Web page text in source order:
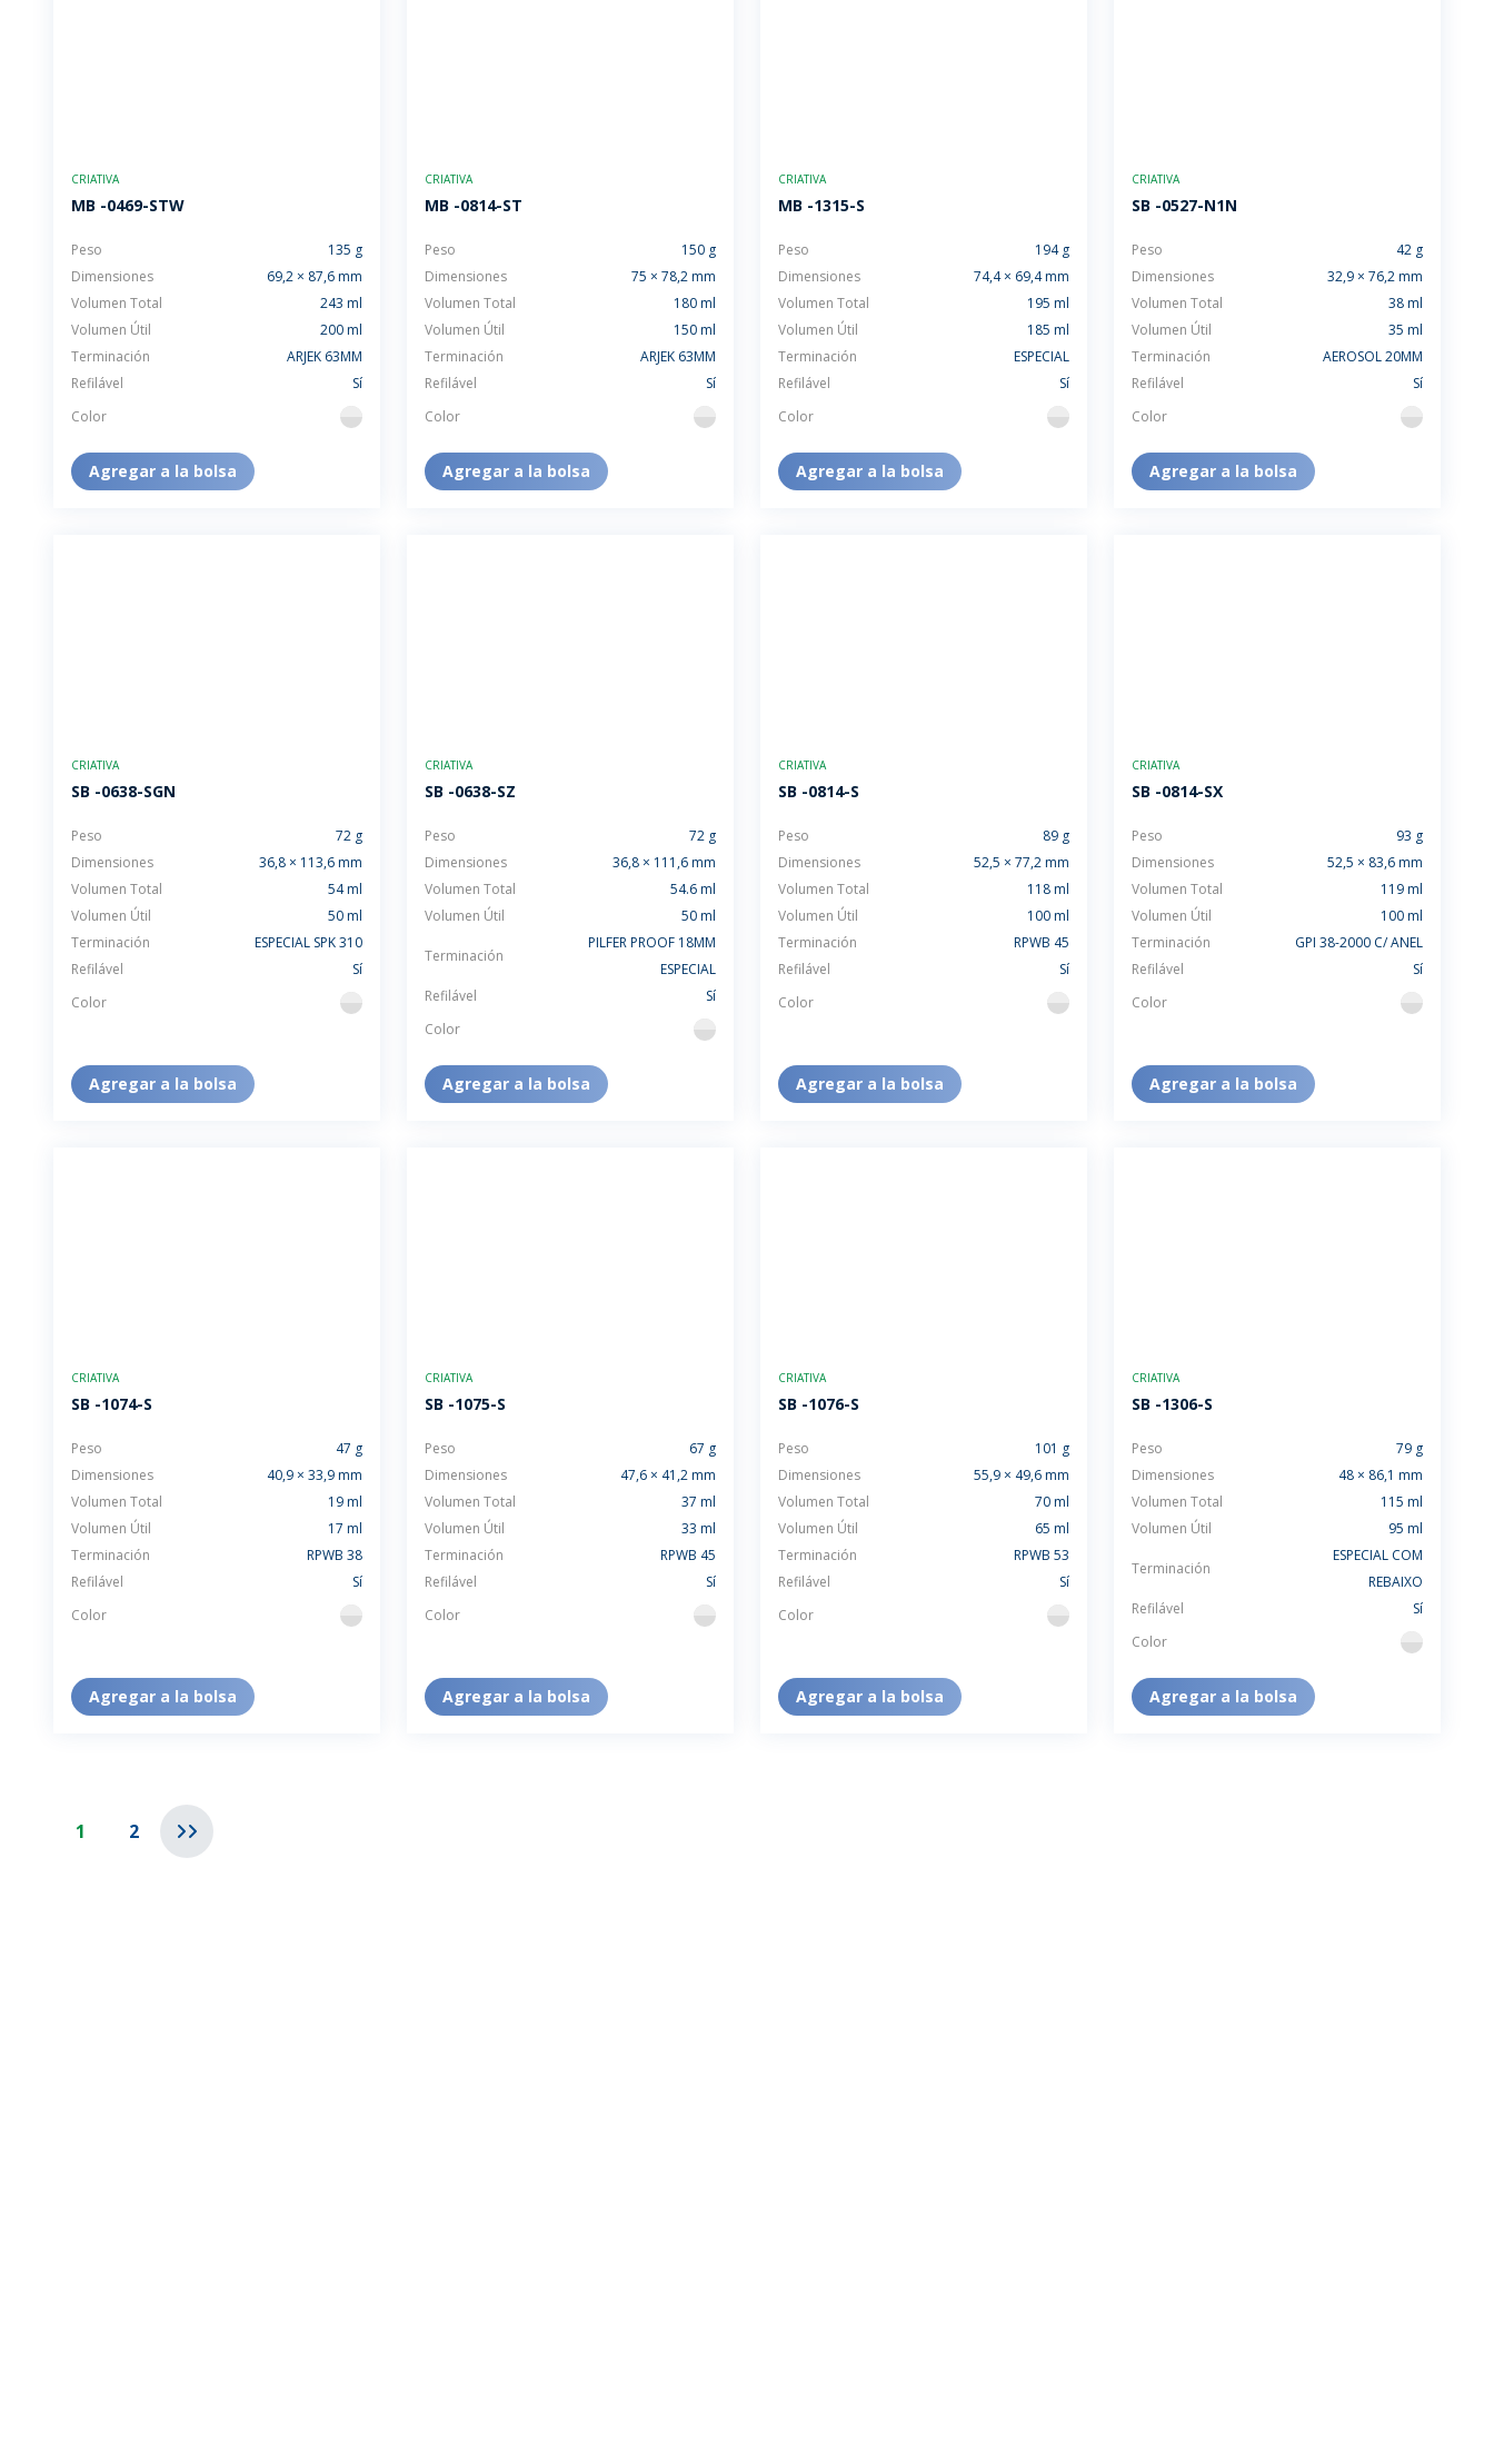
CRIATIVA
MB -0469-STW
Peso
135 g
Dimensiones
69,2 × 87,6 mm
Volumen Total
243 ml
Volumen Útil
200 ml
Terminación
ARJEK 63MM
Refilável
Sí
Color
flint
Agregar a la bolsa
CRIATIVA
MB -0814-ST
Peso
150 g
Dimensiones
75 × 78,2 mm
Volumen Total
180 ml
Volumen Útil
150 ml
Terminación
ARJEK 63MM
Refilável
Sí
Color
flint
Agregar a la bolsa
CRIATIVA
MB -1315-S
Peso
194 g
Dimensiones
74,4 × 69,4 mm
Volumen Total
195 ml
Volumen Útil
185 ml
Terminación
ESPECIAL
Refilável
Sí
Color
flint
Agregar a la bolsa
CRIATIVA
SB -0527-N1N
Peso
42 g
Dimensiones
32,9 × 76,2 mm
Volumen Total
38 ml
Volumen Útil
35 ml
Terminación
AEROSOL 20MM
Refilável
Sí
Color
flint
Agregar a la bolsa
CRIATIVA
SB -0638-SGN
Peso
72 g
Dimensiones
36,8 × 113,6 mm
Volumen Total
54 ml
Volumen Útil
50 ml
Terminación
ESPECIAL SPK 310
Refilável
Sí
Color
flint
Agregar a la bolsa
CRIATIVA
SB -0638-SZ
Peso
72 g
Dimensiones
36,8 × 111,6 mm
Volumen Total
54.6 ml
Volumen Útil
50 ml
Terminación
PILFER PROOF 18MM
ESPECIAL
Refilável
Sí
Color
flint
Agregar a la bolsa
CRIATIVA
SB -0814-S
Peso
89 g
Dimensiones
52,5 × 77,2 mm
Volumen Total
118 ml
Volumen Útil
100 ml
Terminación
RPWB 45
Refilável
Sí
Color
flint
Agregar a la bolsa
CRIATIVA
SB -0814-SX
Peso
93 g
Dimensiones
52,5 × 83,6 mm
Volumen Total
119 ml
Volumen Útil
100 ml
Terminación
GPI 38-2000 C/ ANEL
Refilável
Sí
Color
flint
Agregar a la bolsa
CRIATIVA
SB -1074-S
Peso
47 g
Dimensiones
40,9 × 33,9 mm
Volumen Total
19 ml
Volumen Útil
17 ml
Terminación
RPWB 38
Refilável
Sí
Color
flint
Agregar a la bolsa
CRIATIVA
SB -1075-S
Peso
67 g
Dimensiones
47,6 × 41,2 mm
Volumen Total
37 ml
Volumen Útil
33 ml
Terminación
RPWB 45
Refilável
Sí
Color
flint
Agregar a la bolsa
CRIATIVA
SB -1076-S
Peso
101 g
Dimensiones
55,9 × 49,6 mm
Volumen Total
70 ml
Volumen Útil
65 ml
Terminación
RPWB 53
Refilável
Sí
Color
flint
Agregar a la bolsa
CRIATIVA
SB -1306-S
Peso
79 g
Dimensiones
48 × 86,1 mm
Volumen Total
115 ml
Volumen Útil
95 ml
Terminación
ESPECIAL COM
REBAIXO
Refilável
Sí
Color
flint
Agregar a la bolsa
1 2